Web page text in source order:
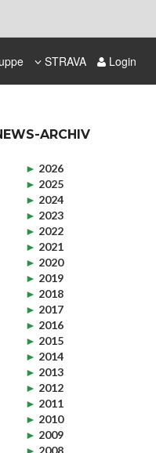
STRAVA Login
ARCHIV
► 2026
► 2025
► 2024
► 2023
► 2022
► 2021
► 2020
► 2019
► 2018
► 2017
► 2016
► 2015
► 2014
► 2013
► 2012
► 2011
► 2010
► 2009
► 2008